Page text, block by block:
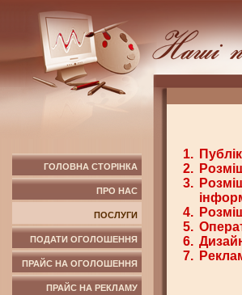
ГОЛОВНА СТОРІНКА
ПРО НАС
ПОСЛУГИ
ПОДАТИ ОГОЛОШЕННЯ
ПРАЙС НА ОГОЛОШЕННЯ
ПРАЙС НА РЕКЛАМУ
1.
2.
3.
4.
5.
6.
7.